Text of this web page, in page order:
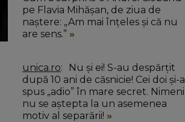
pe Flavia Mihășan, de ziua de
naștere: „Am mai înțeles și că nu
are sens.”
unica.ro
după 10 ani de căsnicie! Cei doi și-a
spus „adio” în mare secret. Nimeni
nu se aștepta la un asemenea
motiv al separării!